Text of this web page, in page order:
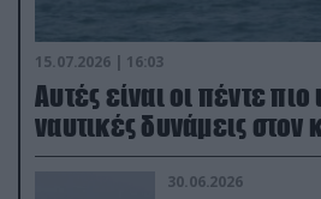
15.07.2026 | 16:03
Aυτές είναι οι πέντε
ναυτικές δυνάμεις στον
30.06.2026